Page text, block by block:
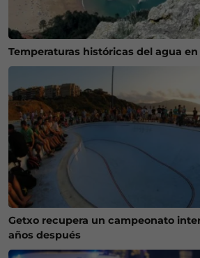
Temperaturas históricas del agua
Getxo recupera un campeonato
años después